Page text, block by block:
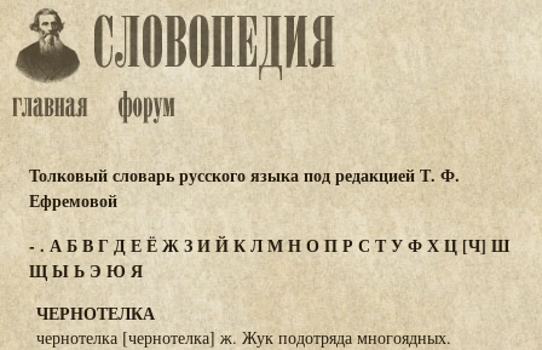
Толковый словарь русского языка под редакцией Т. Ф.
Ефремовой
- . АБВГДЕЁЖЗИЙКЛМНОПР С ТУФХЦ [Ч] Ш
ЩЫЬЭ ЮЯ
ЧЕРНОТЕЛКА
чернотелка [чернотелка] ж. Жук подотряда многоядных.